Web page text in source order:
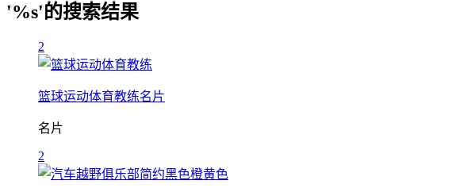
'%s'的搜索结果
2
篮球运动体育教练名片
名片
2